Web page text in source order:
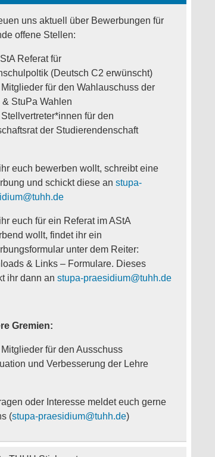
uns aktuell über Bewerbungen für
offene Stellen:
Referat für
(Deutsch C2 erwünscht)
für den Wahlauschuss der
& StuPa Wahlen
für den
der Studierendenschaft
euch bewerben wollt, schreibt eine
und schickt diese anstupa-
euch für ein Referat im AStA
wollt, findet ihr ein
unter dem Reiter:
& Links – Formulare. Dieses
ihr dann anstupa-praesidium@tuhh.de
Gremien:
für den Ausschuss
und Verbesserung der Lehre
oder Interesse meldet euch gerne
(stupa-praesidium@tuhh.de)